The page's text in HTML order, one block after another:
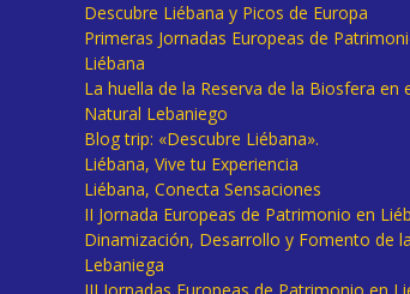
Descubre Liébana y Picos de Europa
Primeras Jornadas Europeas de
Liébana
La huella de la Reserva de la Biosfera en
Natural Lebaniego
Blog trip: «Descubre Liébana».
Liébana, Vive tu Experiencia
Liébana, Conecta Sensaciones
II Jornada Europeas de Patrimonio en
Dinamización, Desarrollo y Fomento de
Lebaniega